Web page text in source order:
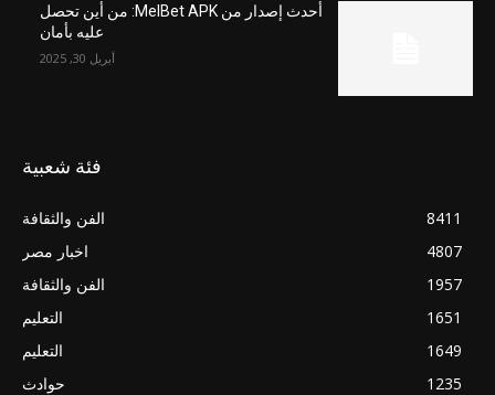
أحدث إصدار من MelBet APK: من أين تحصل
عليه بأمان
أبريل 30, 2025
فئة شعبية
الفن والثقافة
8411
اخبار مصر
4807
الفن والثقافة
1957
التعليم
1651
التعليم
1649
حوادث
1235